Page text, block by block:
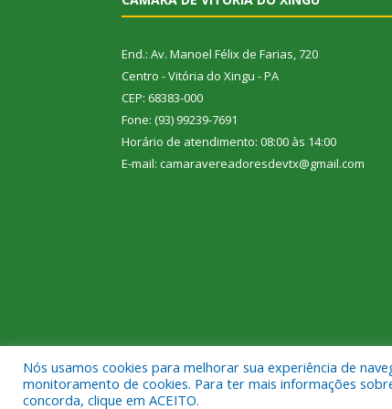
End.: Av. Manoel Félix de Farias, 720
Centro - Vitória do Xingu - PA
CEP: 68383-000
Fone: (93) 99239-7691
Horário de atendimento: 08:00 às 14:00
E-mail: camaravereadoresdevtx@gmail.com
Todos os direitos reservados a Câmara
Nós usamos cookies para melhorar sua experiência de
monitoramento de cookies. Para ter mais informações
concorda, clique em ACEITO.